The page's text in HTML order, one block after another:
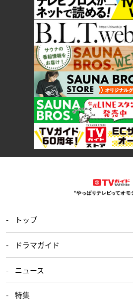
トップ
ドラマガイド
ニュース
特集